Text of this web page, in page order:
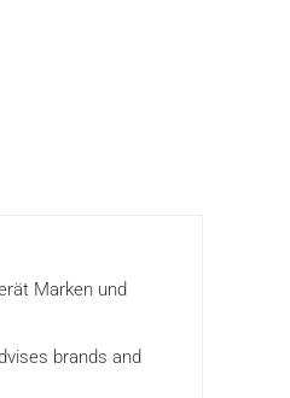
Marken und
brands and